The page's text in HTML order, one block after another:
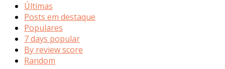
Últimas
Posts em destaque
Populares
7 days popular
By review score
Random